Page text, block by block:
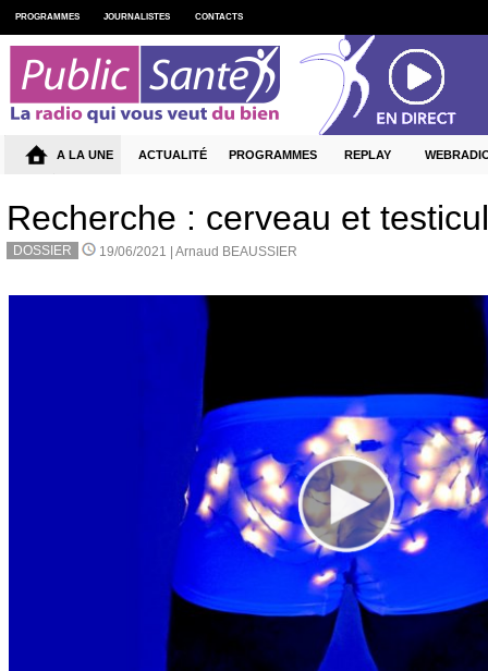
Recherche : cerveau et
DOSSIER 19/06/2021 | Arnaud BEAUSSIER
PROGRAMMES JOURNALISTES CONTACTS
A LA UNE ACTUALITÉ PROGRAMMES REPLAY